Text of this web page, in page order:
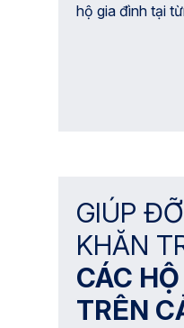
hộ gia đình tại
GIÚP
KHĂN
CÁC
TRÊN